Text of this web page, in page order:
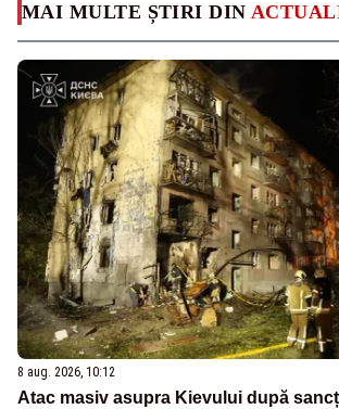
MAI MULTE ȘTIRI DIN
8 aug. 2026, 10:12
Atac masiv asupra Kievului după